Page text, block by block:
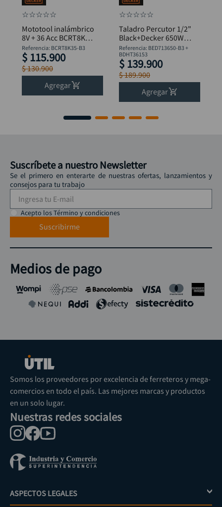
☆☆☆☆☆
Mototool inalámbrico
8V + 36 Acc BCRT8K35
B&D
Referencia: BCRT8K35-B3
$ 115.900
$130.900
Agregar
☆☆☆☆☆
Taladro Percutor 1/2"
Black+Decker 650W
BED713650-B3 +
Flexómetro
Referencia: BED713650-B3 +
BDHT36153
$ 139.900
$189.900
Agregar
Suscríbete a nuestro Newsletter
Se el primero en enterarte de nuestras ofertas, lanzamientos y
consejos para tu trabajo
Acepto los Término y condiciones
Suscribirme
Medios de pago
Somos los proveedores por excelencia de ferreteros y mega-
comercios en todo el país. Las mejores marcas y productos
en un solo lugar.
Nuestras redes sociales
ASPECTOS LEGALES +